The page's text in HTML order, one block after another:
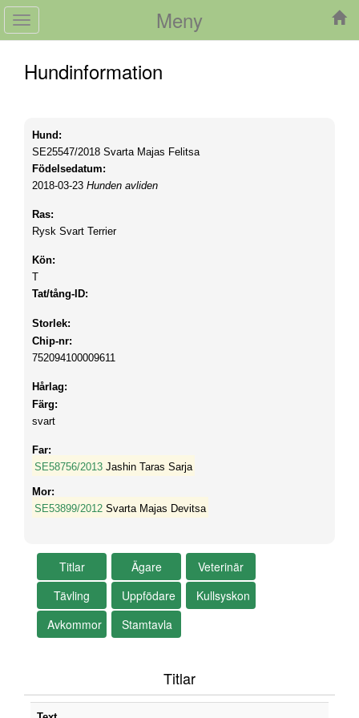
Meny
Toggle
navigation
Hundinformation
Hund:
SE25547/2018 Svarta Majas Felitsa
Födelsedatum:
2018-03-23 Hunden avliden
Ras:
Rysk Svart Terrier
Kön:
T
Tat/tång-ID:
Storlek:
Chip-nr:
752094100009611
Hårlag:
Färg:
svart
Far:
SE58756/2013 Jashin Taras Sarja
Mor:
SE53899/2012 Svarta Majas Devitsa
Titlar